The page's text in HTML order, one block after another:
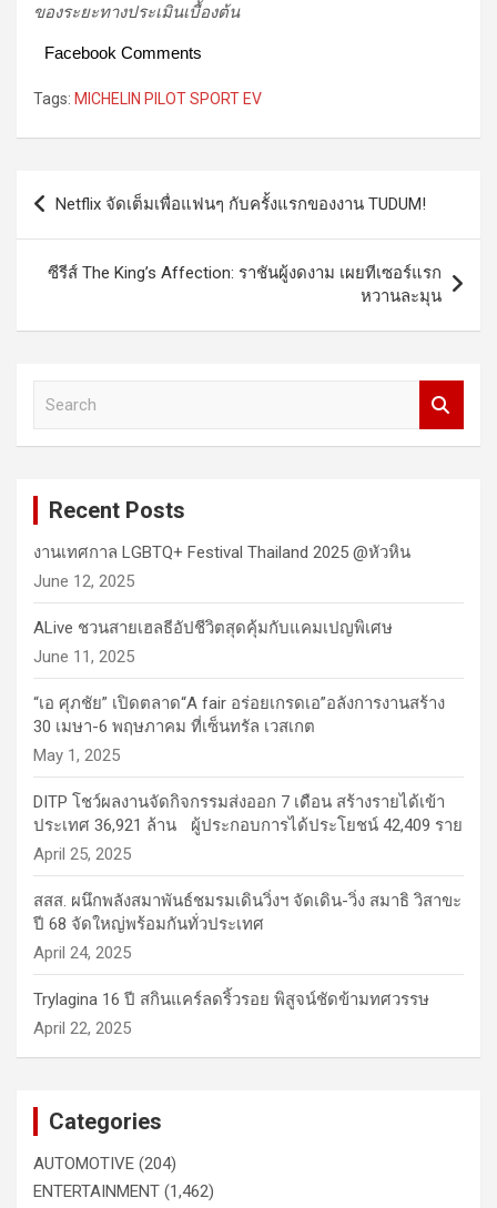
ของระยะทางประเมินเบื้องต้น
Facebook Comments
Tags: MICHELIN PILOT SPORT EV
Post
navigation
Netflix จัดเต็มเพื่อแฟนๆ กับครั้งแรกของงาน TUDUM!
ซีรีส์ The King’s Affection: ราชันผู้งดงาม เผยทีเซอร์แรก
หวานละมุน
Recent Posts
งานเทศกาล LGBTQ+ Festival Thailand 2025 @หัวหิน
June 12, 2025
ALive ชวนสายเฮลธีอัปชีวิตสุดคุ้มกับแคมเปญพิเศษ
June 11, 2025
“เอ ศุภชัย” เปิดตลาด“A fair อร่อยเกรดเอ”อลังการงานสร้าง
30 เมษา-6 พฤษภาคม ที่เซ็นทรัล เวสเกต
May 1, 2025
DITP โชว์ผลงานจัดกิจกรรมส่งออก 7 เดือน สร้างรายได้เข้า
ประเทศ 36,921 ล้าน ผู้ประกอบการได้ประโยชน์ 42,409 ราย
April 25, 2025
สสส. ผนึกพลังสมาพันธ์ชมรมเดินวิ่งฯ จัดเดิน-วิ่ง สมาธิ วิสาขะ
ปี 68 จัดใหญ่พร้อมกันทั่วประเทศ
April 24, 2025
Trylagina 16 ปี สกินแคร์ลดริ้วรอย พิสูจน์ชัดข้ามทศวรรษ
April 22, 2025
Categories
AUTOMOTIVE (204)
ENTERTAINMENT (1,462)